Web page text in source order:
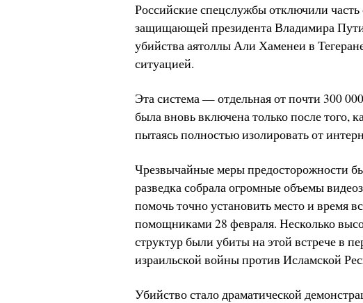
Российские спецслужбы отключили
защищающей президента Владимира
убийства аятоллы Али Хаменеи в
ситуацией.
Эта система — отдельная от почти 300
была вновь включена только после того,
пытаясь полностью изолировать от
Чрезвычайные меры предосторожности
разведка собрала огромные объемы
помочь точно установить место и время
помощниками 28 февраля. Несколько
структур были убиты на этой встрече в
израильской войны против Исламской
Убийство стало драматической